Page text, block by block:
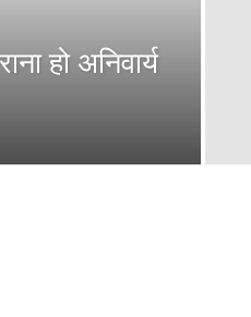
हो अनिवार्य